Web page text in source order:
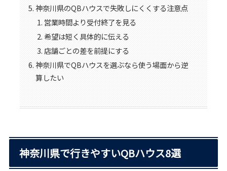
神奈川県のQBハウスで失敗しにくくする注意点
営業時間より受付終了を見る
希望は短く具体的に伝える
店舗ごとの差を前提にする
神奈川県でQBハウスを選ぶなら使う場面から逆
算したい
神奈川県で行きやすいQBハウス8選